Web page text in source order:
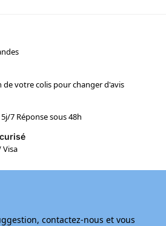
de votre colis pour changer d'avis
7 Réponse sous 48h
Visa
contactez-nous et vous